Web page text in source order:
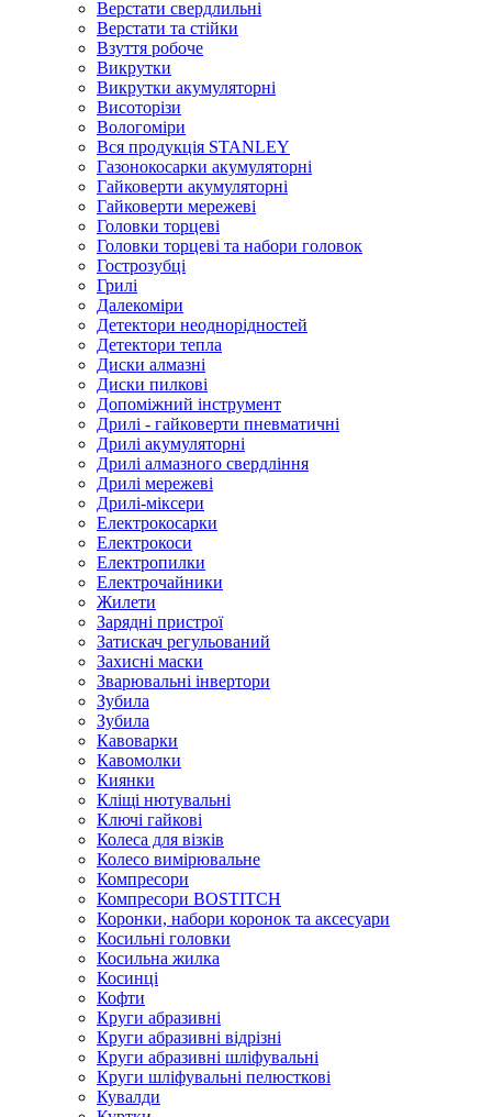
Верстати свердлильні
Верстати та стійки
Взуття робоче
Викрутки
Викрутки акумуляторні
Висоторізи
Вологоміри
Вся продукція STANLEY
Газонокосарки акумуляторні
Гайковерти акумуляторні
Гайковерти мережеві
Головки торцеві
Головки торцеві та набори головок
Гострозубці
Грилі
Далекоміри
Детектори неоднорідностей
Детектори тепла
Диски алмазні
Диски пилкові
Допоміжний інструмент
Дрилі - гайковерти пневматичні
Дрилі акумуляторні
Дрилі алмазного свердління
Дрилі мережеві
Дрилі-міксери
Електрокосарки
Електрокоси
Електропилки
Електрочайники
Жилети
Зарядні пристрої
Затискач регульований
Захисні маски
Зварювальні інвертори
Зубила
Зубила
Кавоварки
Кавомолки
Киянки
Кліщі нютувальні
Ключі гайкові
Колеса для візків
Колесо вимірювальне
Компресори
Компресори BOSTITCH
Коронки, набори коронок та аксесуари
Косильні головки
Косильна жилка
Косинці
Кофти
Круги абразивні
Круги абразивні відрізні
Круги абразивні шліфувальні
Круги шліфувальні пелюсткові
Кувалди